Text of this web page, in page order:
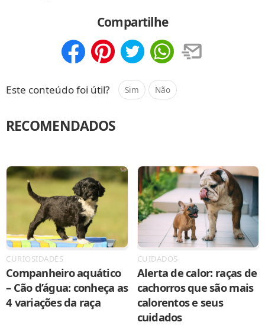
Compartilhe
Este conteúdo foi útil? Sim Não
RECOMENDADOS
CURIOSIDADES
Companheiro aquático
– Cão d’água: conheça as
4 variações da raça
CUIDADOS
Alerta de calor: raças de
cachorros que são mais
calorentos e seus
cuidados